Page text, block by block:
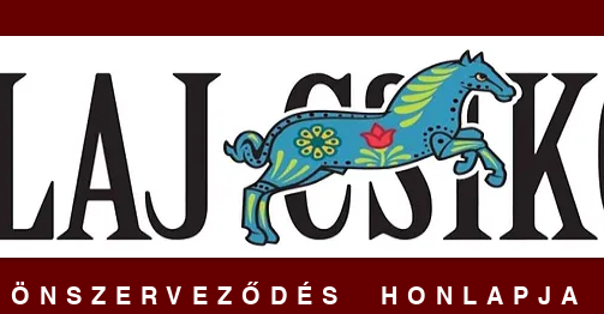
HONLAPJA